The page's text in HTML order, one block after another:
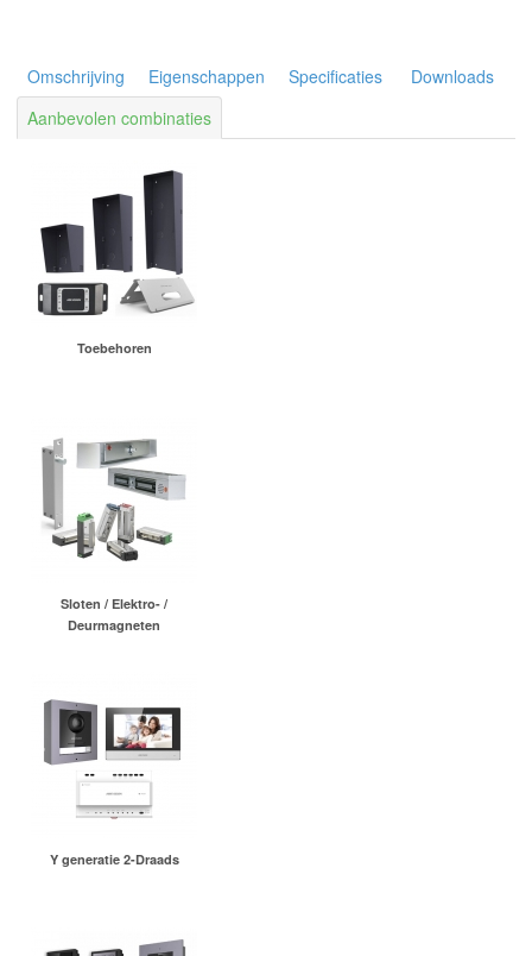
Omschrijving Eigenschappen Specificaties
Downloads
Aanbevolen combinaties
Toebehoren
Sloten / Elektro- /
Deurmagneten
Y generatie 2-Draads